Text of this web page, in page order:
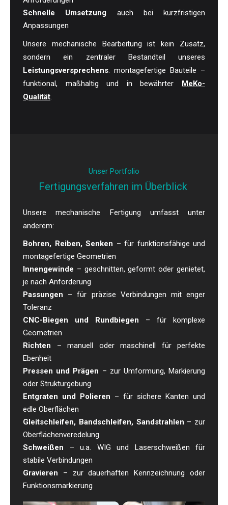
Schnelle Umsetzung auch bei kurzfristigen
Anpassungen
Unsere mechanische Bearbeitung ist kein Zusatz,
sondern ein zentraler Bestandteil unseres
Leistungsversprechens: montagefertige Bauteile –
funktional, maßhaltig und in bewährter MeKo-
Qualität.
Unser Portfolio
Fertigungsverfahren im Überblick
Unsere mechanische Fertigung umfasst unter
anderem:
Bohren, Reiben, Senken – für funktionsfähige und
montagefertige Geometrien
Innengewinde – geschnitten, geformt oder genietet,
je nach Anforderung
Passungen – für präzise Verbindungen mit enger
Toleranz
CNC-Biegen und Rundbiegen – für komplexe
Geometrien
Richten – manuell oder maschinell für perfekte
Ebenheit
Pressen und Prägen – zur Umformung, Markierung
oder Strukturgebung
Entgraten und Polieren – für sichere Kanten und
edle Oberflächen
Gleitschleifen, Bandschleifen, Sandstrahlen – zur
Oberflächenveredelung
Schweißen – u.a. WIG und Laserschweißen für
stabile Verbindungen
Gravieren – zur dauerhaften Kennzeichnung oder
Funktionsmarkierung